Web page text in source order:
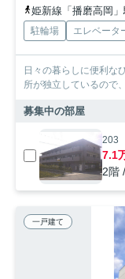
姫新線「播磨高岡
駐輪場 エレベータ
日々の暮らしに便利な
所が独立しているので
募集中の部屋
203
7.1
2階
一戸建て